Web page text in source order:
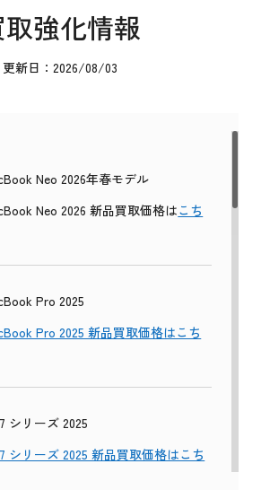
強化情報
更新日：2026/08/03
Neo 2026年春モデル
Neo 2026 新品買取価格はこち
Pro 2025
Pro 2025 新品買取価格はこち
シリーズ 2025
シリーズ 2025 新品買取価格はこち